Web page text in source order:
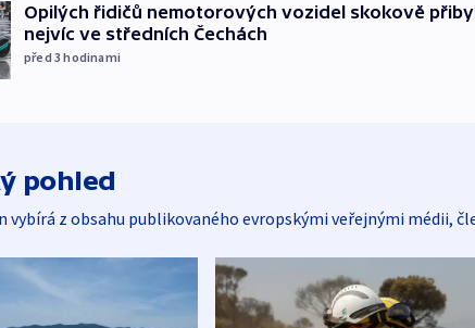
Opilých řidičů nemotorových vozidel skokově
nejvíc ve středních Čechách
před 3hodinami
pohled
vybírá z obsahu publikovaného evropskými veřejnými médii,